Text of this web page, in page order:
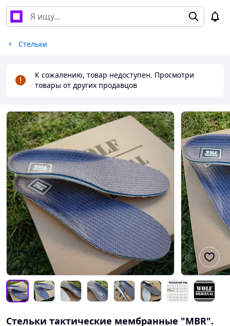
Стельки
К сожалению, товар недоступен. Просмотри
товары от других продавцов
Стельки тактические мембранные "MBR".